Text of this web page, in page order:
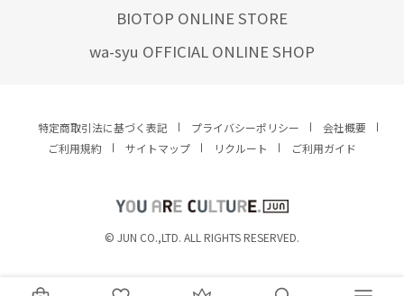
BIOTOP ONLINE STORE
wa-syu OFFICIAL ONLINE SHOP
特定商取引法に基づく表記 プライバシーポリシー
会社概要
ご利用規約
サイトマップ リクルート ご利用ガイド
© JUN CO.,LTD. ALL RIGHTS RESERVED.